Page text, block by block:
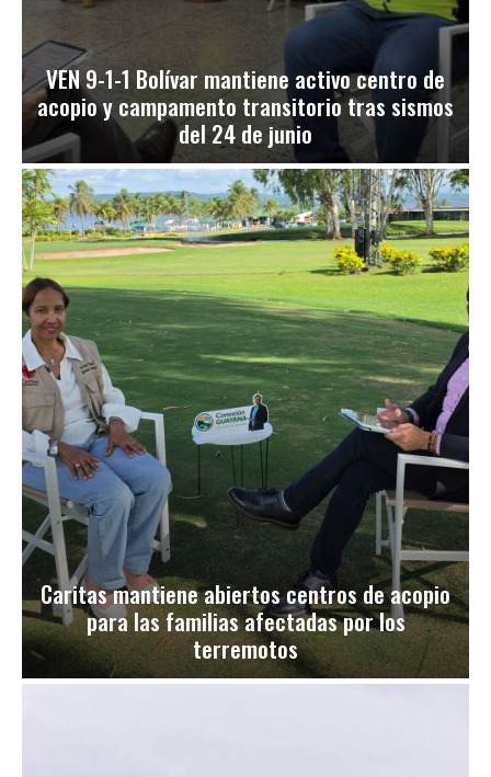
VEN 9-1-1 Bolívar mantiene activo centro de
acopio y campamento transitorio tras sismos
del 24 de junio
Caritas mantiene abiertos centros de acopio
para las familias afectadas por los
terremotos